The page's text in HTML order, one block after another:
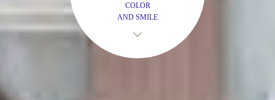
COLOR
AND SMILE